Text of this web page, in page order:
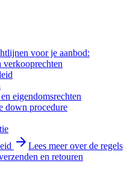
voor je aanbod:
verkooprechten
eigendomsrechten
down procedure
Lees meer over de regels
en retouren